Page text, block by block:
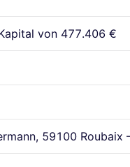
von 477.406 €
59100